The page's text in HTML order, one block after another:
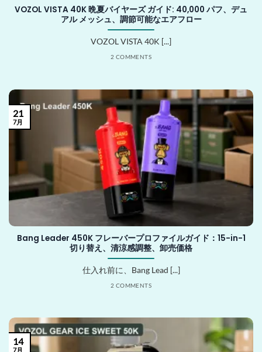
VOZOL VISTA 40K 晩夏バイヤーズ ガイド: 40,000 パフ、デュ
アル メッシュ、調節可能なエアフロー
VOZOL VISTA 40K [...]
2 COMMENTS
Bang Leader 450K フレーバープロファイルガイド：15-in-1
切り替え、清涼感調整、卸売価格
仕入れ前に、Bang Lead [...]
2 COMMENTS
21
7月
14
7月